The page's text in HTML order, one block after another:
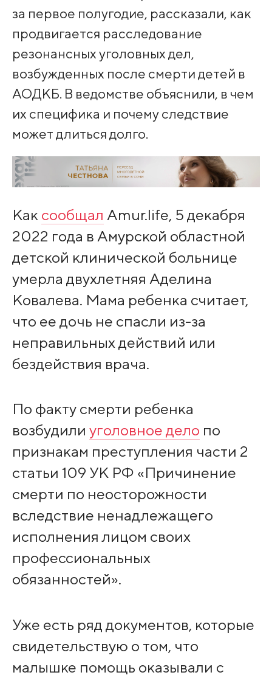
за первое полугодие, рассказали, как
продвигается расследование
резонансных уголовных дел,
возбужденных после смерти детей в
АОДКБ. В ведомстве объяснили, в чем
их специфика и почему следствие
может длиться долго.
Как сообщал Amur.life, 5 декабря
2022 года в Амурской областной
детской клинической больнице
умерла двухлетняя Аделина
Ковалева. Мама ребенка считает,
что ее дочь не спасли из-за
неправильных действий или
бездействия врача.
По факту смерти ребенка
возбудили уголовное дело по
признакам преступления части 2
статьи 109 УК РФ «Причинение
смерти по неосторожности
вследствие ненадлежащего
исполнения лицом своих
профессиональных
обязанностей».
Уже есть ряд документов, которые
свидетельствую о том, что
малышке помощь оказывали с